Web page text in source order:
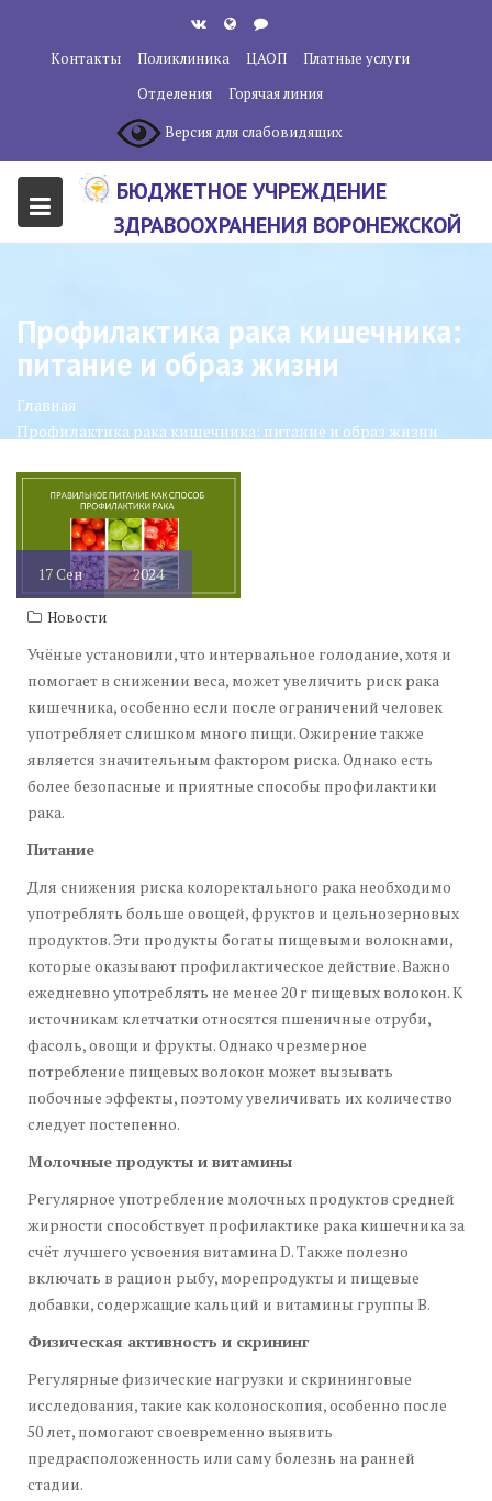
содержанию
Контакты Поликлиника ЦАОП
Платные услуги
Отделения
Горячая линия
Версия для слабовидящих
БЮДЖЕТНОЕ УЧРЕЖДЕНИЕ
ЗДРАВООХРАНЕНИЯ ВОРОНЕЖСКОЙ
КЛИНИЧЕСКИЙ ОНКОЛОГИЧЕСКИЙ
ЦЕНТР"
Профилактика рака кишечника:
питание и образ жизни
Главная
Профилактика рака кишечника: питание и образ жизни
17Сен 2024
Новости
Учёные установили, что интервальное голодание, хотя и
помогает в снижении веса, может увеличить риск рака
кишечника, особенно если после ограничений человек
употребляет слишком много пищи. Ожирение также
является значительным фактором риска. Однако есть
более безопасные и приятные способы профилактики
рака.
Питание
Для снижения риска колоректального рака необходимо
употреблять больше овощей, фруктов и цельнозерновых
продуктов. Эти продукты богаты пищевыми волокнами,
которые оказывают профилактическое действие. Важно
ежедневно употреблять не менее 20 г пищевых волокон. К
источникам клетчатки относятся пшеничные отруби,
фасоль, овощи и фрукты. Однако чрезмерное
потребление пищевых волокон может вызывать
побочные эффекты, поэтому увеличивать их количество
следует постепенно.
Молочные продукты и витамины
Регулярное употребление молочных продуктов средней
жирности способствует профилактике рака кишечника за
счёт лучшего усвоения витамина D. Также полезно
включать в рацион рыбу, морепродукты и пищевые
добавки, содержащие кальций и витамины группы B.
Физическая активность и скрининг
Регулярные физические нагрузки и скрининговые
исследования, такие как колоноскопия, особенно после
50 лет, помогают своевременно выявить
предрасположенность или саму болезнь на ранней
стадии.